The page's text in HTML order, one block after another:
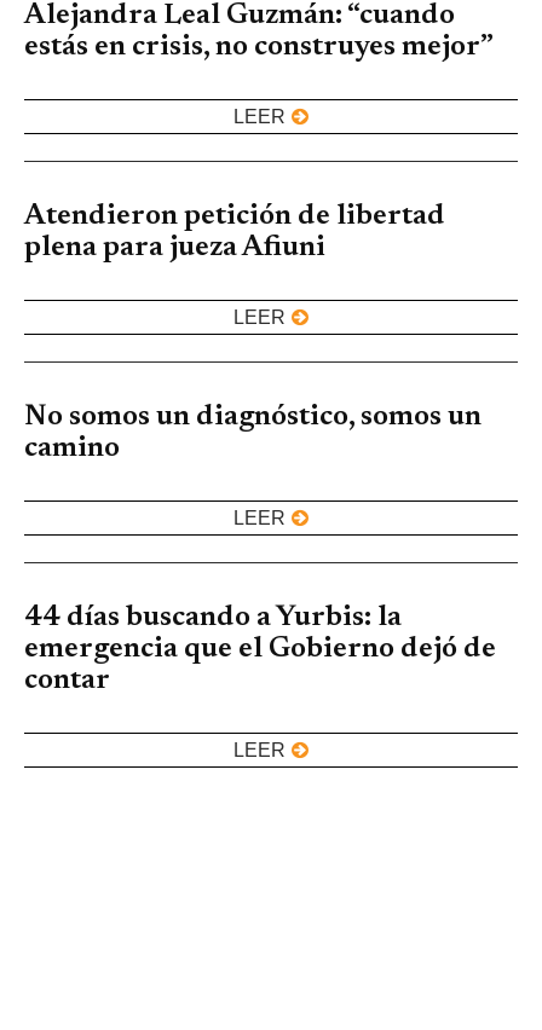
Alejandra Leal Guzmán: “cuando
estás en crisis, no construyes mejor”
LEER
Atendieron petición de libertad
plena para jueza Afiuni
LEER
No somos un diagnóstico, somos un
camino
LEER
44 días buscando a Yurbis: la
emergencia que el Gobierno dejó de
contar
LEER